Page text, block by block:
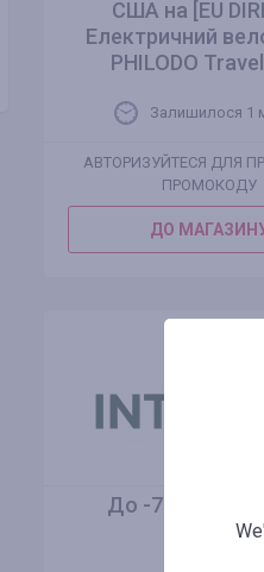
США на [EU
Електричний
PHILODO
Залишилося 1
АВТОРИЗУЙТЕСЯ ДЛЯ
ПРОМОКОДУ
ДО
До -70% в